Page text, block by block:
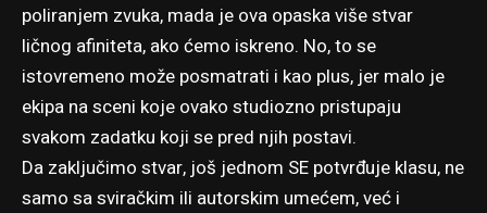
poliranjem zvuka, mada je ova opaska više stvar
ličnog afiniteta, ako ćemo iskreno. No, to se
istovremeno može posmatrati i kao plus, jer malo je
ekipa na sceni koje ovako studiozno pristupaju
svakom zadatku koji se pred njih postavi.
Da zaključimo stvar, još jednom SE potvrđuje klasu, ne
samo sa sviračkim ili autorskim umećem, već i